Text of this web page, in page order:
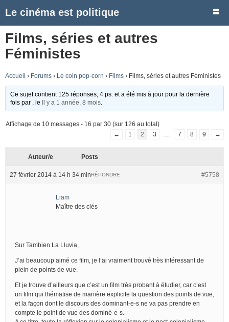
Le cinéma est politique
Films, séries et autres
Féministes
Accueil › Forums › Le coin pop-corn › Films › Films, séries et autres Féministes
Ce sujet contient 125 réponses, 4 ps. et a été mis à jour pour la dernière
fois par
, le Il y a 1 année, 8 mois
Affichage de 10 messages - 16 par 30 (sur 126 au total)
←
1 2 3 7 8 9 →
Auteur/e Posts
27 février 2014 à 14 h 34 min #5758
RÉPONDRE
Liam
Maître des clés
Sur Tambien La Lluvia,
J’ai beaucoup aimé ce film, je l’ai vraiment trouvé très intéressant de
plein de points de vue.
Et je trouve d’ailleurs que c’est un film très probant à étudier, car c’est
un film qui thématise de manière explicite la question des points de vue,
et la façon dont le discours des dominant-e-s ne va pas prendre en
compte le point de vue des dominé-e-s.